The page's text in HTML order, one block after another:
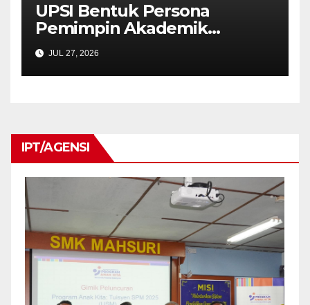
UPSI Bentuk Persona
Pemimpin Akademik
Berteraskan Nilai dan
Strategi
JUL 27, 2026
IPT/AGENSI